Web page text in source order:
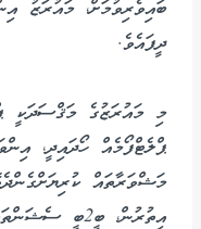
ބައިވެރިވުމަށް، މައުރަޒު
ދީފައެވެ.
މި މައުރަޒުގެ މަޤްސަދަކީ
ޕްލެޓްފޯމެއް ހޯދައިދީ،
މަޝްވަރާތައް
އިތުރުން،